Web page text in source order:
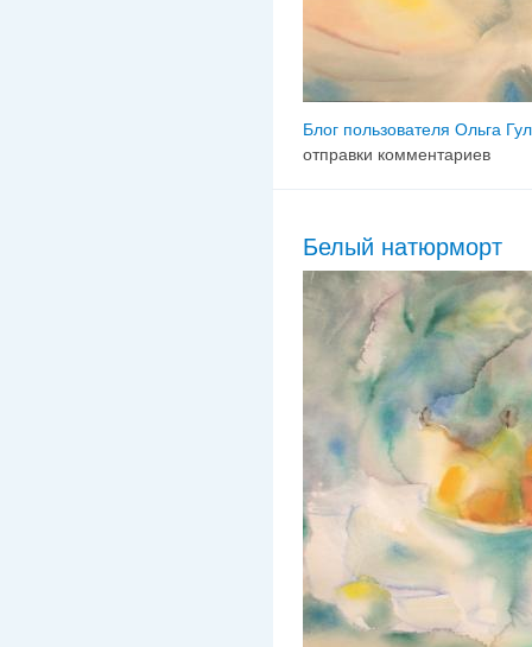
Блог пользователя Ольга
отправки комментариев
Белый натюрморт